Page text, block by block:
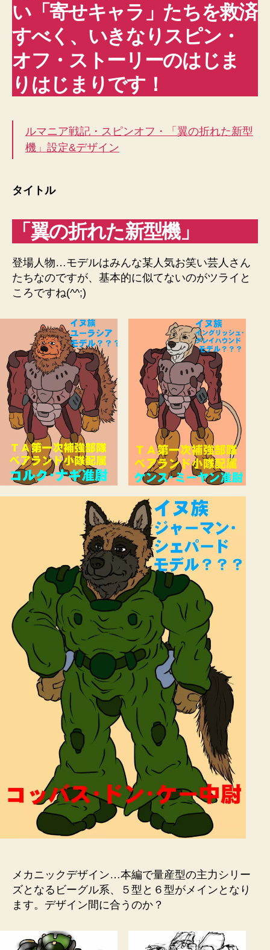
い「寄せキャラ」たちを救済
すべく、いきなりスピン・
オフ・ストーリーのはじま
りはじまりです！
ルマニア戦記・スピンオフ・「翼の折れた新型
機」設定&デザイン
タイトル
「翼の折れた新型機」
登場人物…モデルはみんな某人気お笑い芸人さん
たちなのですが、基本的に似てないのがツライと
ころですね(^^;)
メカニックデザイン…本編で量産型の主力シリー
ズとなるビーグル系、５型と６型がメインとなり
ます。デザイン間に合うのか？